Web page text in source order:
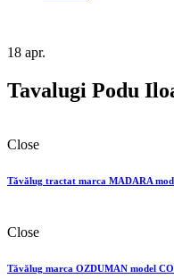
18 apr.
Tavalugi Podu
Close
Tăvălug tractat marca MADARA
Close
Tăvălug marca OZDUMAN model